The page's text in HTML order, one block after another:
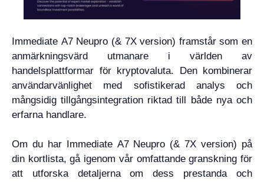
Immediate A7 Neupro (& 7X version) framstår som en
anmärkningsvärd utmanare i världen av
handelsplattformar för kryptovaluta. Den kombinerar
användarvänlighet med sofistikerad analys och
mångsidig tillgångsintegration riktad till både nya och
erfarna handlare.
Om du har Immediate A7 Neupro (& 7X version) på
din kortlista, gå igenom vår omfattande granskning för
att utforska detaljerna om dess prestanda och